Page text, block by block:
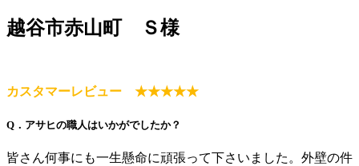
越谷市赤山町 Ｓ様
カスタマーレビュー ★★★★★
Q．アサヒの職人はいかがでしたか？
皆さん何事にも一生懸命に頑張って下さいました。外壁の件